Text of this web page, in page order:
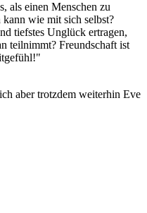
als einen Menschen zu
wie mit sich selbst?
tiefstes Unglück ertragen,
teilnimmt? Freundschaft ist
aber trotzdem weiterhin Eve